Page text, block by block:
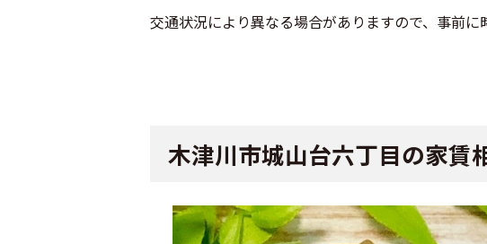
交通状況により異なる場合がありますので、事前
木津川市城山台六丁目の家賃